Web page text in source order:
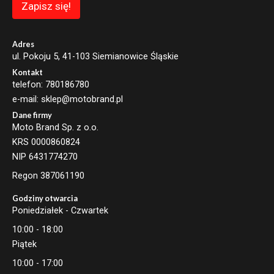
l
m
a
l
Zapisz się!
Adres
ul. Pokoju 5, 41-103 Siemianowice Śląskie
Kontakt
telefon: 780186780
e-mail: sklep@motobrand.pl
Dane firmy
Moto Brand Sp. z o.o.
KRS 0000860824
NIP 6431774270
Regon 387061190
Godziny otwarcia
Poniedziałek - Czwartek
10:00 - 18:00
Piątek
10:00 - 17:00